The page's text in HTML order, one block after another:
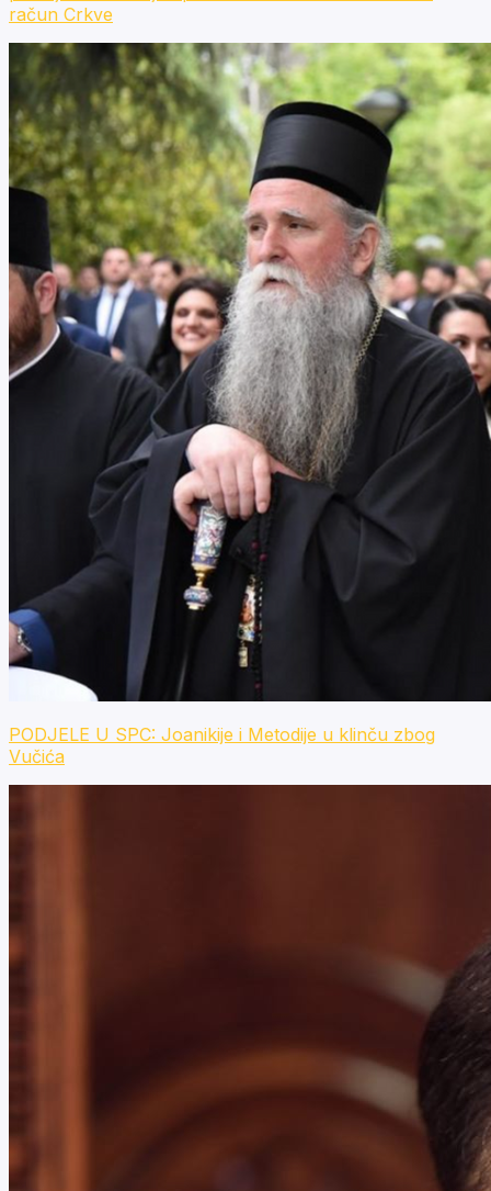
račun Crkve
PODJELE U SPC: Joanikije i Metodije u klinču zbog
Vučića